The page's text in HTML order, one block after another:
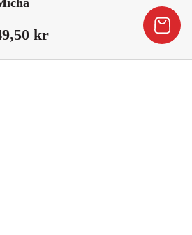
krDet
nuvarande